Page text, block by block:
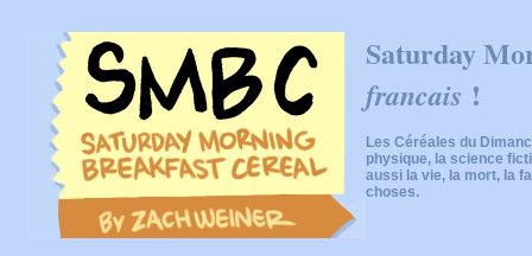
Saturday
francais !
Les Céréales du
physique, la science
aussi la vie, la mort, la
choses.